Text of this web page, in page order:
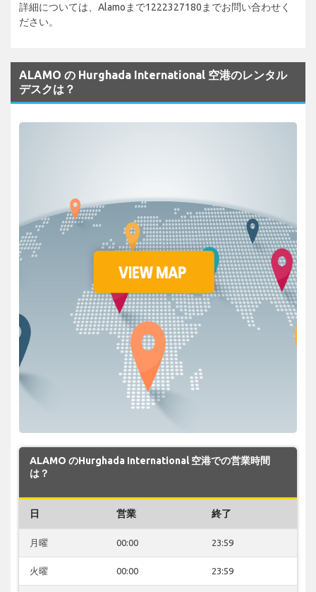
詳細については、Alamoまで1222327180までお問い合わせく
ださい。
ALAMO の Hurghada International 空港のレンタル
デスクは？
ALAMO のHurghada International 空港での営業時間
は？
日 営業 終了
月曜 00:00 23:59
火曜 00:00 23:59